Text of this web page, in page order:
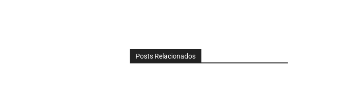
Posts Relacionados